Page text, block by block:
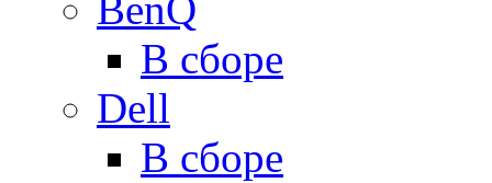
В сборе
Dell
В сборе